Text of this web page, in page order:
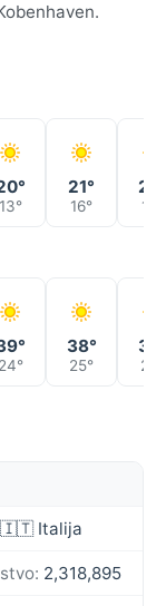
13°
21°
16° 18°
24°
38°
25°
37°
25°
🇮🇹 Italija
2,318,895